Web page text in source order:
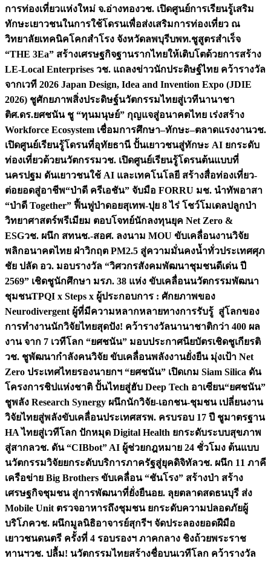
การท่องเที่ยวแห่งใหม่ จ.อ่างทองวช. เปิดศูนย์การเรียนรู้เสริม
ทักษะเยาวชนในการใช้โดรนเพื่อส่งเสริมการท่องเที่ยว ณ
วิทยาลัยเทคนิคโคกสำโรง จังหวัดลพบุรีบพท.ชูสูตรสำเร็จ
“THE 3Ea” สร้างเศรษฐกิจฐานรากไทยให้เติบโตด้วยการสร้าง
LE-Local Enterprises วช. แถลงข่าวนักประดิษฐ์ไทย คว้ารางวัล
จากเวที 2026 Japan Design, Idea and Invention Expo (JDIE
2026) ชูศักยภาพสิ่งประดิษฐ์นวัตกรรมไทยสู่เวทีนานาชา
ติศ.ดร.ยศชนัน ชู “ทุนมนุษย์” กุญแจสู่อนาคตไทย เร่งสร้าง
Workforce Ecosystem เชื่อมการศึกษา–ทักษะ–ตลาดแรงงานวช.
เปิดศูนย์เรียนรู้โดรนที่อุทัยธานี ปั้นเยาวชนสู่ทักษะ AI ยกระดับ
ท่องเที่ยวด้วยนวัตกรรมวช. เปิดศูนย์เรียนรู้โดรนต้นแบบที่
นครปฐม ดันเยาวชนใช้ AI และเทคโนโลยี สร้างสื่อท่องเที่ยว-
ต่อยอดสู่อาชีพ“ป่าดี ครีเอชัน” จับมือ FORRU มช. นำทัพอาสา
“ป่าดี Together” ฟื้นฟูป่าดอยสุเทพ-ปุย 8 ไร่ โชว์โมเดลปลูกป่า
วิทยาศาสตร์พรีเมียม ตอบโจทย์นักลงทุนยุค Net Zero &
ESGวช. ผนึก สทนช.-สอศ. ลงนาม MOU ขับเคลื่อนงานวิจัย
พลิกอนาคตไทย ฝ่าวิกฤต PM2.5 สู่ความมั่นคงน้ำทั่วประเทศศุภ
ชัย ปลัด อว. มอบรางวัล “วิศวกรสังคมพัฒนาชุมชนดีเด่น ปี
2569” เชิดชูนักศึกษา มรภ. 38 แห่ง ขับเคลื่อนนวัตกรรมพัฒนา
ชุมชนTPQI x Steps x ผู้ประกอบการ : ศักยภาพของ
Neurodivergent ผู้ที่มีความหลากหลายทางการรับรู้ สู่โลกของ
การทำงานนักวิจัยไทยสุดปัง! คว้ารางวัลนานาชาติกว่า 400 ผล
งาน จาก 7 เวทีโลก “ยศชนัน” มอบประกาศนียบัตรเชิดชูเกียรติ
วช. ชูพัฒนากำลังคนวิจัย ขับเคลื่อนพลังงานยั่งยืน มุ่งเป้า Net
Zero ประเทศไทยรองนายกฯ “ยศชนัน” เปิดเกม Siam Silica ดัน
โครงการชิปแห่งชาติ ปั้นไทยสู่ฮับ Deep Tech อาเซียน“ยศชนัน”
ชูพลัง Research Synergy ผนึกนักวิจัย-เอกชน-ชุมชน เปลี่ยนงาน
วิจัยไทยสู่พลังขับเคลื่อนประเทศสรพ. ครบรอบ 17 ปี ชูมาตรฐาน
HA ไทยสู่เวทีโลก ปักหมุด Digital Health ยกระดับระบบสุขภาพ
สู่สากลวช. ดัน “CIBbot” AI ผู้ช่วยกฎหมาย 24 ชั่วโมง ต้นแบบ
นวัตกรรมวิจัยยกระดับบริการภาครัฐสู่ยุคดิจิทัลวช. ผนึก 11 ภาคี
เครือข่าย Big Brothers ขับเคลื่อน “ชันโรง” สร้างป่า สร้าง
เศรษฐกิจชุมชน สู่การพัฒนาที่ยั่งยืนอย. ลุยตลาดสดธนบุรี ส่ง
Mobile Unit ตรวจอาหารถึงชุมชน ยกระดับความปลอดภัยผู้
บริโภควช. ผนึกมูลนิธิอาจารย์สุกรีฯ จัดประลองยอดฝีมือ
เยาวชนดนตรี ครั้งที่ 4 รอบรองฯ ภาคกลาง ชิงถ้วยพระราช
ทานฯวช. ปลื้ม! นวัตกรรมไทยสร้างชื่อบนเวทีโลก คว้ารางวัล